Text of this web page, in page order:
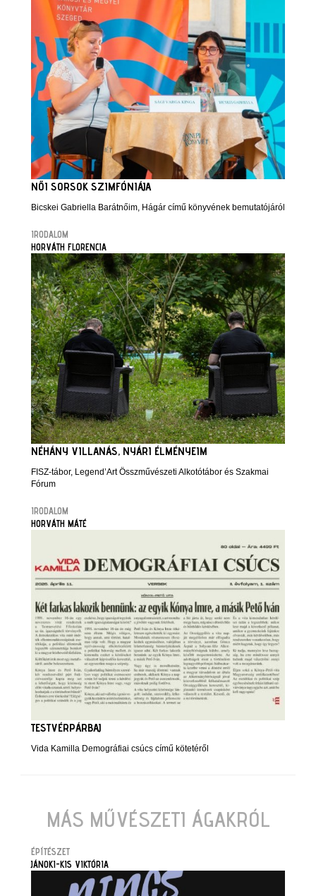
NŐI SORSOK SZIMFÓNIÁJA
Bicskei Gabriella Barátnőim, Hágár című könyvének bemutatójáról
IRODALOM
HORVÁTH FLORENCIA
NÉHÁNY VILLANÁS, NYÁRI ÉLMÉNYEIM
FISZ-tábor, Legend’Art Összművészeti Alkotótábor és Szakmai
Fórum
IRODALOM
HORVÁTH MÁTÉ
TESTVÉRPÁRBAJ
Vida Kamilla Demográfiai csúcs című kötetéről
MÁS MŰVÉSZETI ÁGAKRÓL
ÉPÍTÉSZET
JÁNOKI-KIS VIKTÓRIA